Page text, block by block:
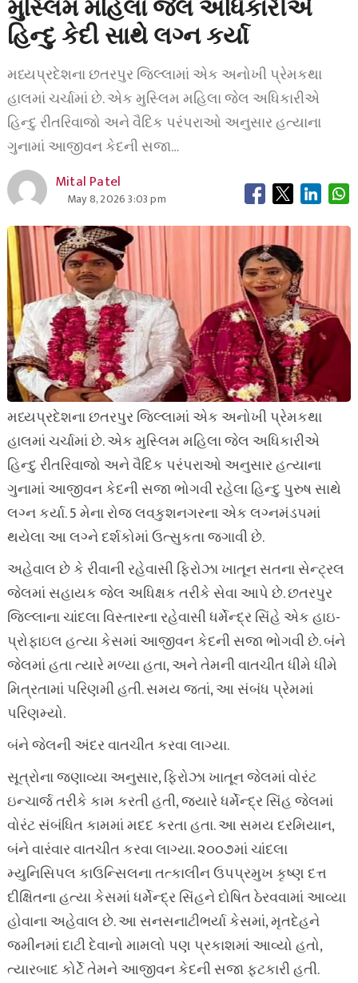
મુસ્લિમ મહિલા જેલ અધિકારીએ
હિન્દુ કેદી સાથે લગ્ન કર્યા
મધ્યપ્રદેશના છતરપુર જિલ્લામાં એક અનોખી પ્રેમકથા
હાલમાં ચર્ચામાં છે. એક મુસ્લિમ મહિલા જેલ અધિકારીએ
હિન્દુ રીતરિવાજો અને વૈદિક પરંપરાઓ અનુસાર હત્યાના
ગુનામાં આજીવન કેદની સજા…
Mital Patel
May 8, 2026 3:03 pm
મધ્યપ્રદેશના છતરપુર જિલ્લામાં એક અનોખી પ્રેમકથા
હાલમાં ચર્ચામાં છે. એક મુસ્લિમ મહિલા જેલ અધિકારીએ
હિન્દુ રીતરિવાજો અને વૈદિક પરંપરાઓ અનુસાર હત્યાના
ગુનામાં આજીવન કેદની સજા ભોગવી રહેલા હિન્દુ પુરુષ સાથે
લગ્ન કર્યા. 5 મેના રોજ લવકુશનગરના એક લગ્નમંડપમાં
થયેલા આ લગ્ને દર્શકોમાં ઉત્સુકતા જગાવી છે.
અહેવાલ છે કે રીવાની રહેવાસી ફિરોઝા ખાતૂન સતના સેન્ટ્રલ
જેલમાં સહાયક જેલ અધિક્ષક તરીકે સેવા આપે છે. છતરપુર
જિલ્લાના ચાંદલા વિસ્તારના રહેવાસી ધર્મેન્દ્ર સિંહે એક હાઇ-
પ્રોફાઇલ હત્યા કેસમાં આજીવન કેદની સજા ભોગવી છે. બંને
જેલમાં હતા ત્યારે મળ્યા હતા, અને તેમની વાતચીત ધીમે ધીમે
મિત્રતામાં પરિણમી હતી. સમય જતાં, આ સંબંધ પ્રેમમાં
પરિણમ્યો.
બંને જેલની અંદર વાતચીત કરવા લાગ્યા.
સૂત્રોના જણાવ્યા અનુસાર, ફિરોઝા ખાતૂન જેલમાં વોરંટ
ઇન્ચાર્જ તરીકે કામ કરતી હતી, જ્યારે ધર્મેન્દ્ર સિંહ જેલમાં
વોરંટ સંબંધિત કામમાં મદદ કરતા હતા. આ સમય દરમિયાન,
બંને વારંવાર વાતચીત કરવા લાગ્યા. ૨૦૦૭માં ચાંદલા
મ્યુનિસિપલ કાઉન્સિલના તત્કાલીન ઉપપ્રમુખ કૃષ્ણ દત્ત
દીક્ષિતના હત્યા કેસમાં ધર્મેન્દ્ર સિંહને દોષિત ઠેરવવામાં આવ્યા
હોવાના અહેવાલ છે. આ સનસનાટીભર્યા કેસમાં, મૃતદેહને
જમીનમાં દાટી દેવાનો મામલો પણ પ્રકાશમાં આવ્યો હતો,
ત્યારબાદ કોર્ટે તેમને આજીવન કેદની સજા ફટકારી હતી.